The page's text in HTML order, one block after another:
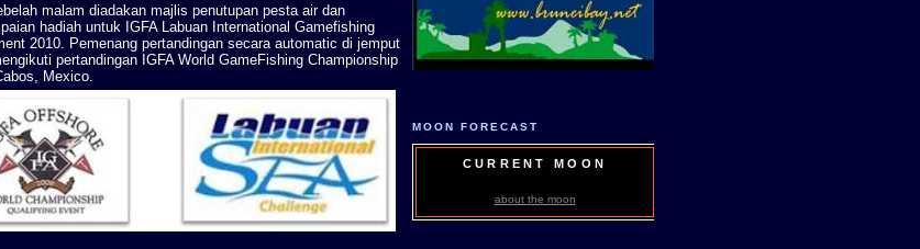
malam diadakan majlis penutupan pesta air dan
hadiah untuk IGFA Labuan International Gamefishing
2010. Pemenang pertandingan secara automatic di jemput
pertandingan IGFA World GameFishing Championship
Mexico.
MOON FORECAST
CURRENT MOON
about the moon